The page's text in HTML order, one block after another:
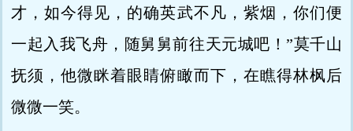
才，如今得见，的确英武不凡，紫烟，你们便
一起入我飞舟，随舅舅前往天元城吧！”莫千山
抚须，他微眯着眼睛俯瞰而下，在瞧得林枫后
微微一笑。